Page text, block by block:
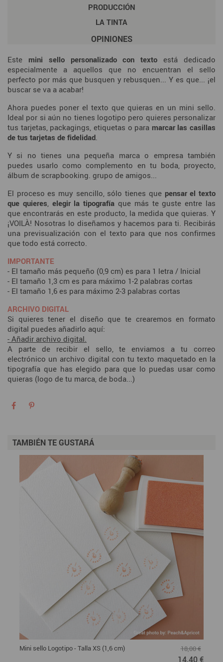
PRODUCCIÓN
LA TINTA
OPINIONES
Este mini sello personalizado con texto está dedicado
especialmente a aquellos que no encuentran el sello
perfecto por más que busquen y rebusquen... Y es que... ¡el
buscar se va a acabar!
Ahora puedes poner el texto que quieras en un mini sello.
Ideal por si aún no tienes logotipo pero quieres personalizar
tus tarjetas, packagings, etiquetas o para marcar las casillas
de tus tarjetas de fidelidad
Y si no tienes una pequeña marca o empresa también
puedes usarlo como complemento en tu boda, proyecto,
álbum de scrapbooking. grupo de amigos...
El proceso es muy sencillo, sólo tienes que pensar el texto
que quieres elegir la tipografía que más te guste entre las
que encontrarás en este producto, la medida que quieras. Y
¡VOILÀ! Nosotras lo diseñamos y hacemos para ti. Recibirás
una previsualización con el texto para que nos confirmes
que todo está correcto.
IMPORTANTE
- El tamaño más pequeño (0,9 cm) es para 1 letra / Inicial
- El tamaño 1,3 cm es para máximo 1-2 palabras cortas
- El tamaño 1,6 es para máximo 2-3 palabras cortas
ARCHIVO DIGITAL
Si quieres tener el diseño que te crearemos en formato
digital puedes añadirlo aquí:
- Añadir archivo digital.
A parte de recibir el sello, te enviamos a tu correo
electrónico un archivo digital con tu texto maquetado en la
tipografía que has elegido para que lo puedas usar como
quieras (logo de tu marca, de boda...)
TAMBIÉN TE GUSTARÁ
Mini sello Logotipo - Talla XS (1,6 cm) 18,00 €
14,40 €